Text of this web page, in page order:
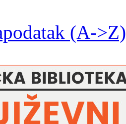
(A->Z)